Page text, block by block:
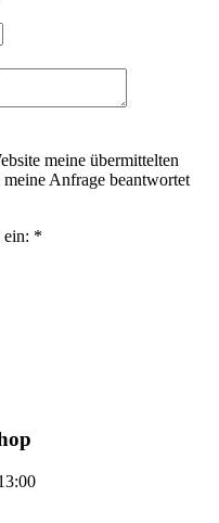
meine übermittelten
Anfrage beantwortet
*